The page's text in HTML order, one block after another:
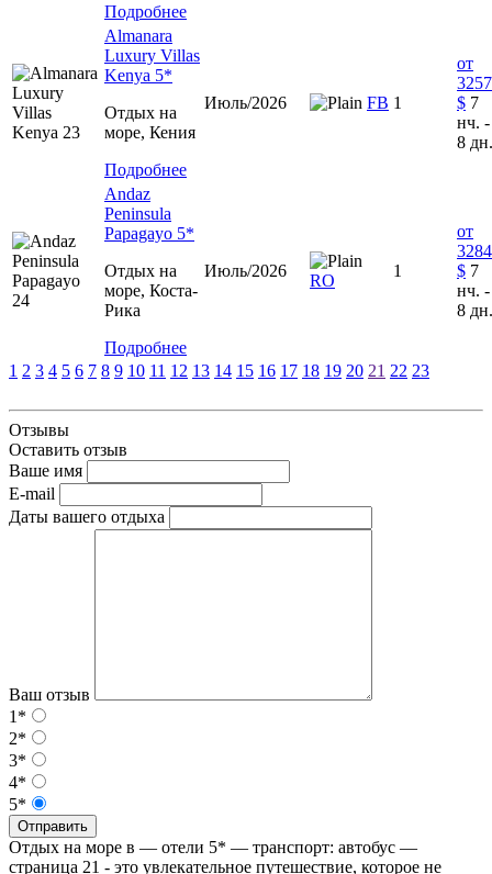
Подробнее
Almanara
Luxury Villas
Kenya 5*
Отдых на
море, Кения
Подробнее
Июль/2026 FB 1
от
3257
$ 7
нч. -
8 дн.
Andaz
Peninsula
Papagayo 5*
Отдых на
море, Коста-
Рика
Подробнее
Июль/2026
RO
1
от
3284
$ 7
нч. -
8 дн.
1 2 3 4 5 6 7 8 9 10 11 12 13 14 15 16 17 18 19 20 21 22 23
Отзывы
Оставить отзыв
Ваше имя
E-mail
Даты вашего отдыха
Ваш отзыв
1*
2*
3*
4*
5*
Отправить
Отдых на море в — отели 5* — транспорт: автобус —
страница 21 - это увлекательное путешествие, которое не